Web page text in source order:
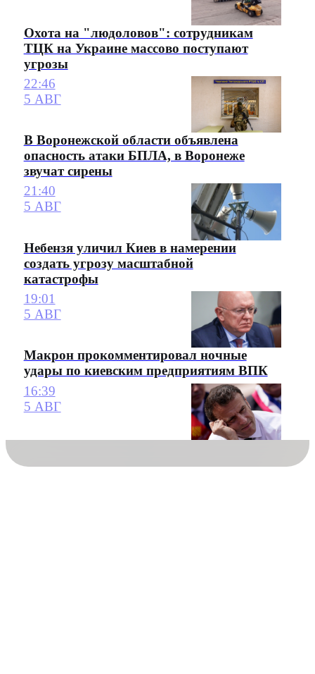
Охота на "людоловов": сотрудникам
ТЦК на Украине массово поступают
угрозы
22:46
5 АВГ
В Воронежской области объявлена
опасность атаки БПЛА, в Воронеже
звучат сирены
21:40
5 АВГ
Небензя уличил Киев в намерении
создать угрозу масштабной
катастрофы
19:01
5 АВГ
Макрон прокомментировал ночные
удары по киевским предприятиям ВПК
16:39
5 АВГ